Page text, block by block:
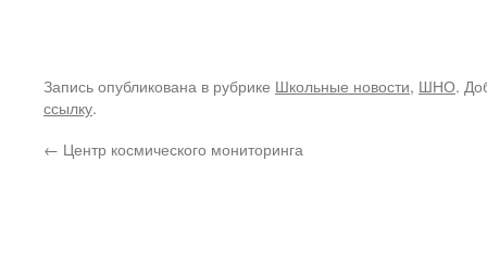
Запись опубликована в рубрике Школьные новости, ШНО.
ссылку.
← Центр космического мониторинга